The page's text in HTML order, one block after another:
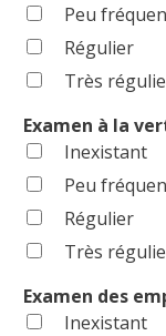
Peu
Régulier
Très
Examen à la
Inexistant
Peu
Régulier
Très
Examen des
Inexistant